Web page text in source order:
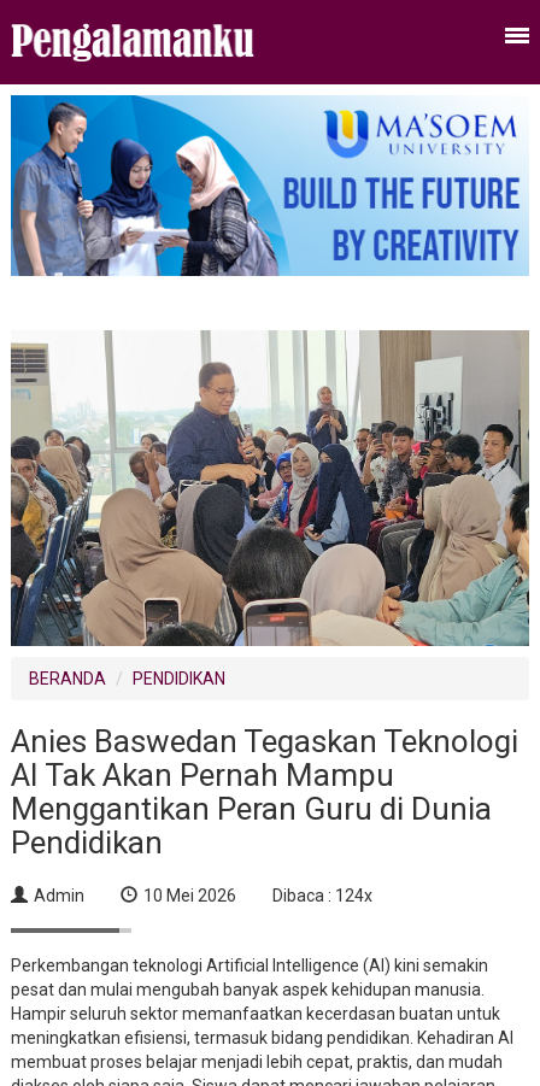
BERANDA PENDIDIKAN
Anies Baswedan Tegaskan Teknologi
AI Tak Akan Pernah Mampu
Menggantikan Peran Guru di Dunia
Pendidikan
Admin 10 Mei 2026 Dibaca : 124x
Perkembangan teknologi Artificial Intelligence (AI) kini semakin
pesat dan mulai mengubah banyak aspek kehidupan manusia.
Hampir seluruh sektor memanfaatkan kecerdasan buatan untuk
meningkatkan efisiensi, termasuk bidang pendidikan. Kehadiran AI
membuat proses belajar menjadi lebih cepat, praktis, dan mudah